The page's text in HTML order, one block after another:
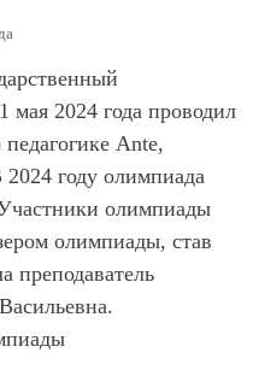
мая 2024 года проводил
Ante,
году олимпиада
олимпиады
олимпиады, став
преподаватель